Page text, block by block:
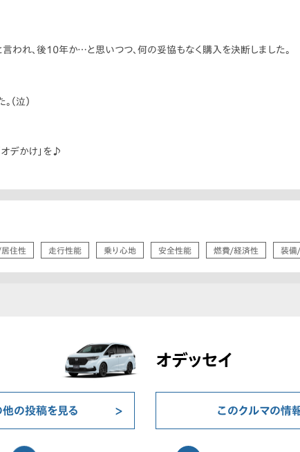
言われ、後10年か…と思いつつ、何の妥協もなく購入を決断しました。
（泣）
オデかけ」を♪
住性 走行性能 乗り心地 安全性能 燃費/経済性 装備
オデッセイ
他の投稿を見る このクルマの情